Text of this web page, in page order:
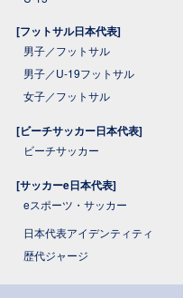
[フットサル日本代表]
男子／フットサル
男子／U-19フットサル
女子／フットサル
[ビーチサッカー日本代表]
ビーチサッカー
[サッカーe日本代表]
eスポーツ・サッカー
日本代表アイデンティティ
歴代ジャージ